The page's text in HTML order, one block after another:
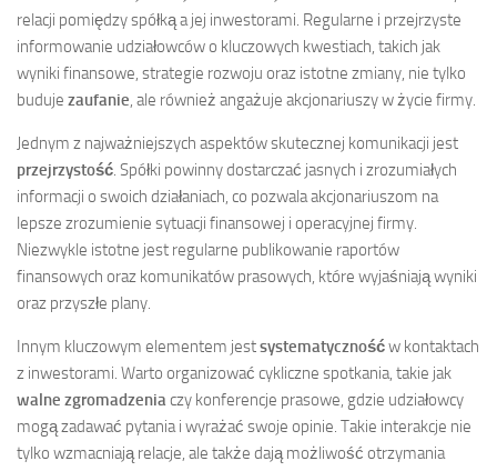
relacji pomiędzy spółką a jej inwestorami. Regularne i przejrzyste
informowanie udziałowców o kluczowych kwestiach, takich jak
wyniki finansowe, strategie rozwoju oraz istotne zmiany, nie tylko
buduje zaufanie, ale również angażuje akcjonariuszy w życie firmy.
Jednym z najważniejszych aspektów skutecznej komunikacji jest
przejrzystość. Spółki powinny dostarczać jasnych i zrozumiałych
informacji o swoich działaniach, co pozwala akcjonariuszom na
lepsze zrozumienie sytuacji finansowej i operacyjnej firmy.
Niezwykle istotne jest regularne publikowanie raportów
finansowych oraz komunikatów prasowych, które wyjaśniają wyniki
oraz przyszłe plany.
Innym kluczowym elementem jestsystematycznośćw kontaktach
z inwestorami. Warto organizować cykliczne spotkania, takie jak
walne zgromadzeniaczy konferencje prasowe, gdzie udziałowcy
mogą zadawać pytania i wyrażać swoje opinie. Takie interakcje nie
tylko wzmacniają relacje, ale także dają możliwość otrzymania